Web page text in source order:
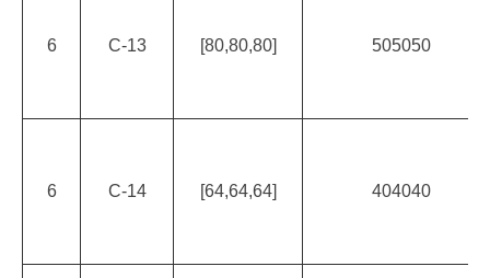
6 C-13 [80,80,80] 505050
6 C-14 [64,64,64] 404040